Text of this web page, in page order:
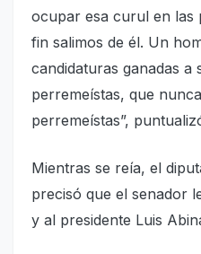
ocupar esa curul en las
fin salimos de él. Un
candidaturas ganadas a
perremeístas, que
perremeístas”,
Mientras se reía, el
precisó que el senador
y al presidente Luis